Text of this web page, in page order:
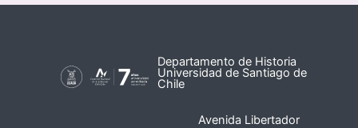
Departamento de Historia
Universidad de Santiago de
Chile
Avenida Libertador